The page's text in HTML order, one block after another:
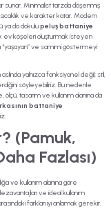
sunar. Minimalist tarzda döşenmiş
ve karakter katar. Modern
ya da dokulupeluş battaniye
ev köşeleri oluşturmak isteyen
“yaşayan” ve samimi göstermeyi
aslında yalnızca fonksiyonel değil; stil,
söyleyebiliriz. Bu nedenle
tasarım ve kullanım alanına da
battaniye
(Pamuk,
Fazlası)
ve kullanım alanına göre
ve ideal kullanım
farkları iyi anlamak gerekir.